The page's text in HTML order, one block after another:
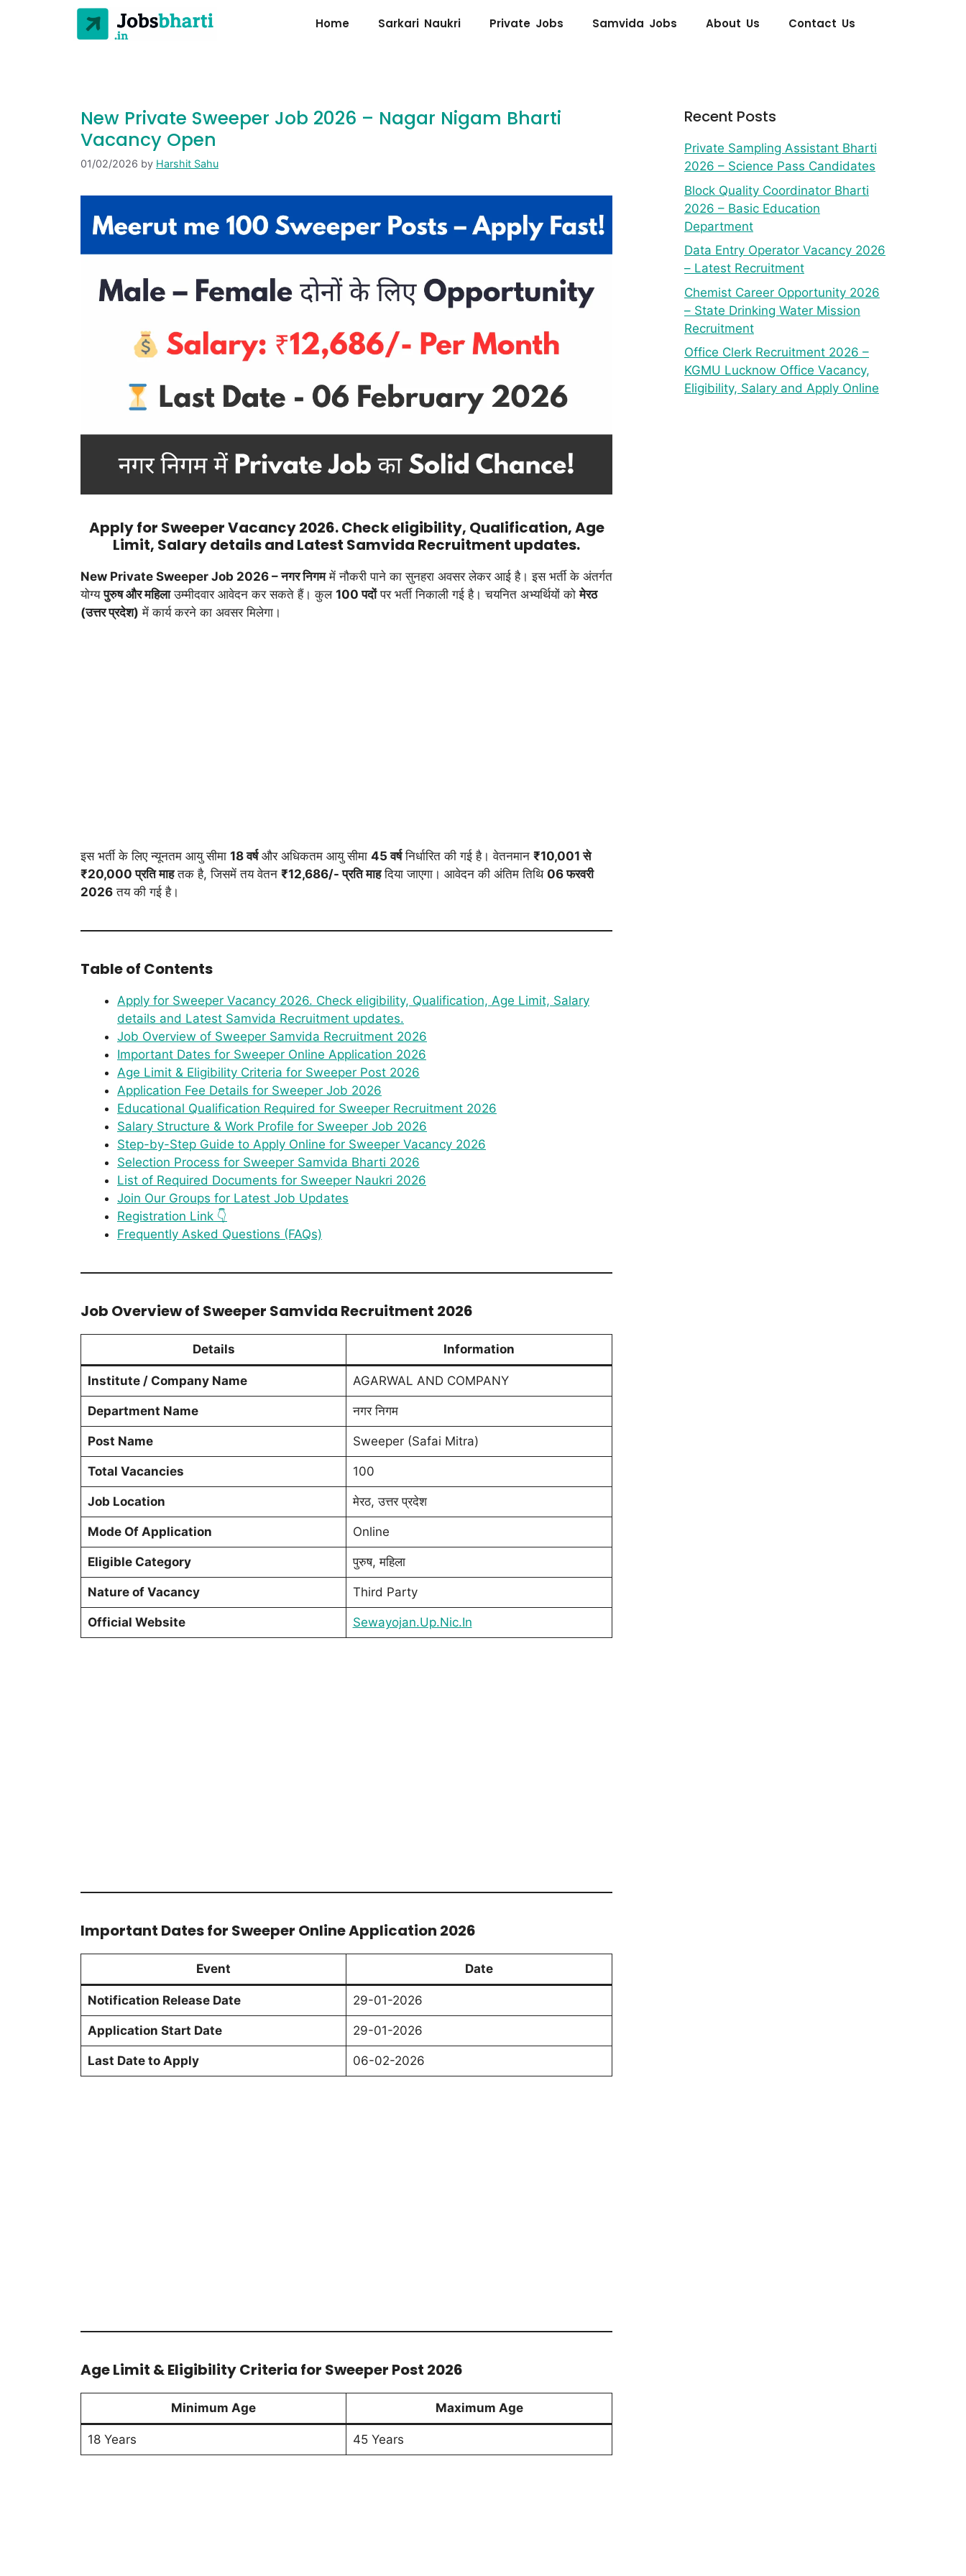
Home Sarkari Naukri Private Jobs Samvida Jobs About Us Contact Us
New Private Sweeper Job 2026 – Nagar Nigam Bharti
Vacancy Open
01/02/2026 by Harshit Sahu
Apply for Sweeper Vacancy 2026. Check eligibility, Qualification, Age
Limit, Salary details and Latest Samvida Recruitment updates.
New Private Sweeper Job 2026 – नगर निगममें नौकरी पाने का सुनहरा अवसर लेकर आई है। इस भर्ती के अंतर्गत
योग्यपुरुष और महिलाउम्मीदवार आवेदन कर सकते हैं। कुल 100 पदोंपर भर्ती निकाली गई है। चयनित अभ्यर्थियों कोमेरठ
(उत्तर प्रदेश) में कार्य करने का अवसर मिलेगा।
इस भर्ती के लिए न्यूनतम आयु सीमा 18 वर्षऔर अधिकतम आयु सीमा 45 वर्षनिर्धारित की गई है। वेतनमान ₹10,001 से
₹20,000 प्रति माहतक है, जिसमें तय वेतन ₹12,686/- प्रति माहदिया जाएगा। आवेदन की अंतिम तिथि 06 फरवरी
2026 तय की गई है।
Table of Contents
Apply for Sweeper Vacancy 2026. Check eligibility, Qualification, Age Limit, Salary
details and Latest Samvida Recruitment updates.
Job Overview of Sweeper Samvida Recruitment 2026
Important Dates for Sweeper Online Application 2026
Age Limit & Eligibility Criteria for Sweeper Post 2026
Application Fee Details for Sweeper Job 2026
Educational Qualification Required for Sweeper Recruitment 2026
Salary Structure & Work Profile for Sweeper Job 2026
Step-by-Step Guide to Apply Online for Sweeper Vacancy 2026
Selection Process for Sweeper Samvida Bharti 2026
List of Required Documents for Sweeper Naukri 2026
Join Our Groups for Latest Job Updates
Registration Link 👇
Frequently Asked Questions (FAQs)
Job Overview of Sweeper Samvida Recruitment 2026
Details Information
Institute / Company Name AGARWAL AND COMPANY
Department Name नगर निगम
Post Name Sweeper (Safai Mitra)
Total Vacancies 100
Job Location मेरठ, उत्तर प्रदेश
Mode Of Application Online
Eligible Category पुरुष, महिला
Nature of Vacancy Third Party
Official Website Sewayojan.Up.Nic.In
Important Dates for Sweeper Online Application 2026
Event Date
Notification Release Date 29-01-2026
Application Start Date 29-01-2026
Last Date to Apply 06-02-2026
Age Limit & Eligibility Criteria for Sweeper Post 2026
Minimum Age Maximum Age
18 Years 45 Years
Recent Posts
Private Sampling Assistant Bharti
2026 – Science Pass Candidates
Block Quality Coordinator Bharti
2026 – Basic Education
Department
Data Entry Operator Vacancy 2026
– Latest Recruitment
Chemist Career Opportunity 2026
– State Drinking Water Mission
Recruitment
Office Clerk Recruitment 2026 –
KGMU Lucknow Office Vacancy,
Eligibility, Salary and Apply Online